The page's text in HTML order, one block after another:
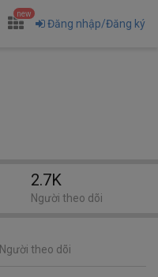
new
Đăng nhập/Đăng ký
Người theo dõi
2.7K
Người theo dõi